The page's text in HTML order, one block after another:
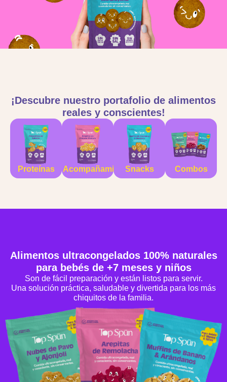
¡Descubre nuestro portafolio de alimentos
reales y conscientes!
Proteínas AcompañamientosSnacks Combos
Alimentos ultracongelados 100% naturales
para bebés de +7 meses y niños
Son de fácil preparación y están listos para servir.
Una solución práctica, saludable y divertida para los más
chiquitos de la familia.